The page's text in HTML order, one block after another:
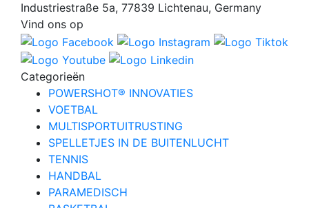
Industriestraße 5a, 77839 Lichtenau, Germany
Vind ons op
Categorieën
POWERSHOT® INNOVATIES
VOETBAL
MULTISPORTUITRUSTING
SPELLETJES IN DE BUITENLUCHT
TENNIS
HANDBAL
PARAMEDISCH